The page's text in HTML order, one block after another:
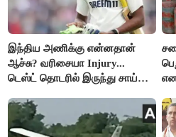
இந்திய அணிக்கு என்னதான்
ஆச்சு? வரிசையா Injury...
டெஸ்ட் தொடரில் இருந்து சாய்
என